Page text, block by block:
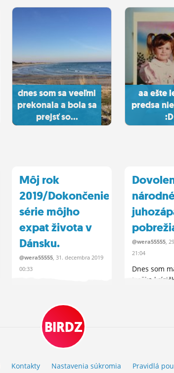
dnes som sa veeľmi
prekonala a bola sa
prejsť so...
aa ešte
predsa
:D
Môj rok
2019/Dokončenie
série môjho
expat života v
Dánsku.
@wera55555 , 31.decembra 2019
00:33
nápad a beriem to ako
dokopanie sa k tomu...
@wera55555,
21:04
Dnes som
troška
BIRDZ
Kontakty Nastavenia súkromia Pravidlá